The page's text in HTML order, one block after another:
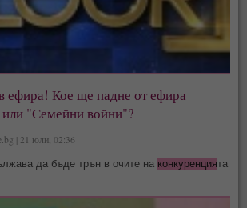
ефира! Кое ще падне от ефира
"Семейни войни"?
| 21 юли, 02:36
да бъде трън в очите на конкуренцията